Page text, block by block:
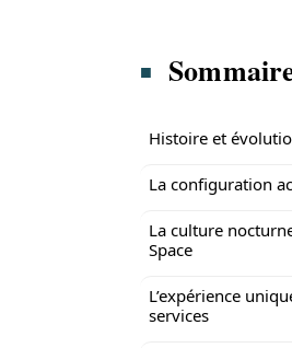
Histoire et
La configuration
La culture
Space
L’expérience
services